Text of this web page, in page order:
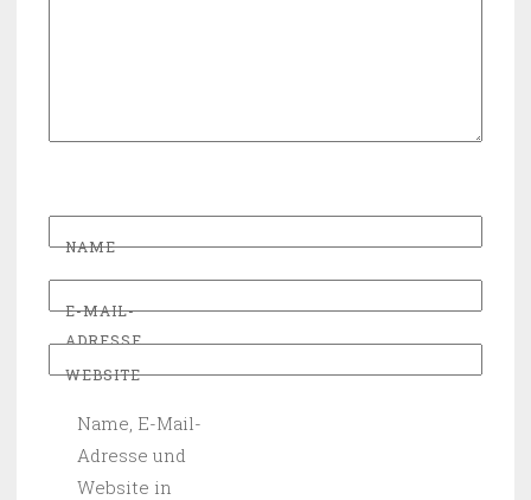
NAME
E-MAIL-
ADRESSE
WEBSITE
Name, E-Mail-
Adresse und
Website in